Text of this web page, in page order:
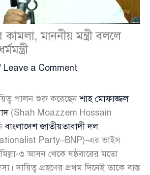
মাননীয় মন্ত্রী বললে
Leave a Comment
পালন শুরু করেছেনশাহ মোফাজ্জল
(Shah Moazzem Hossain
বাংলাদেশ জাতীয়তাবাদী দল
Party–BNP)-এর ভাইস
৩ আসন থেকে ষষ্ঠবারের মতো
দায়িত্ব গ্রহণের প্রথম দিনেই তাকে ব্যস্ত